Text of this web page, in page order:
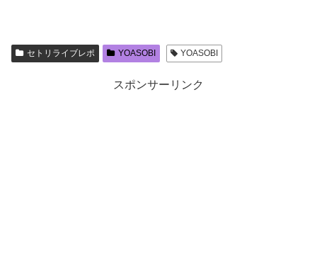
セトリライブレポ YOASOBI YOASOBI
スポンサーリンク